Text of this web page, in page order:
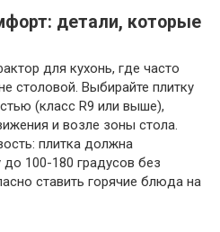
детали, которые
для кухонь, где часто
столовой. Выбирайте плитку
(класс R9 или выше),
и возле зоны стола.
плитка должна
100-180 градусов без
ставить горячие блюда на